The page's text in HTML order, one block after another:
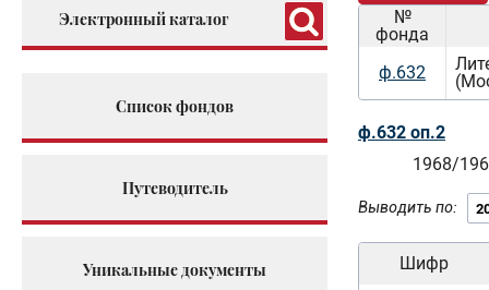
Электронный каталог
Список фондов
Путеводитель
Уникальные документы
№
фонда
ф.632
ф.632 оп.2
1968/
Выводить по:
Шифр